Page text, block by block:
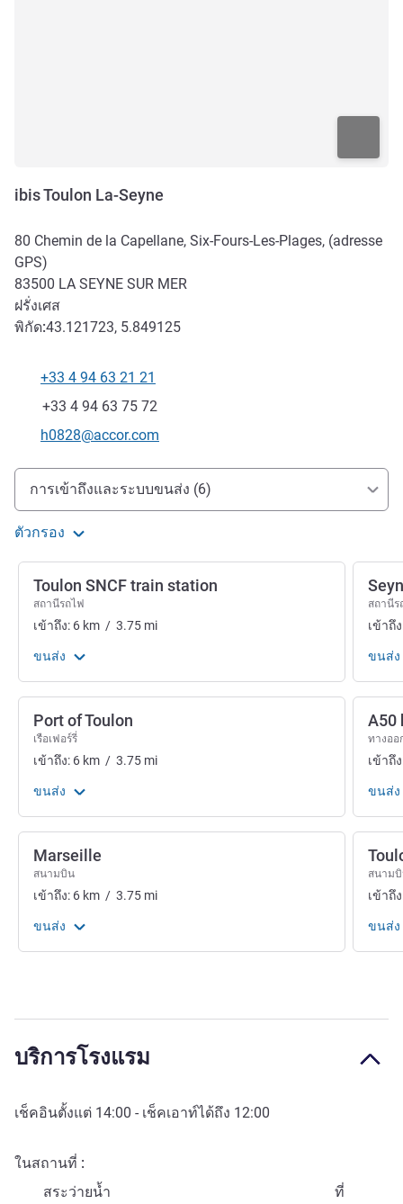
ibis Toulon La-Seyne
80 Chemin de la Capellane, Six-Fours-Les-Plages, (adresse
GPS)
83500 LA SEYNE SUR MER
ฝรั่งเศส
พิกัด:43.121723, 5.849125
โทรศัพท์
+33 4 94 63 21 21
แฟกซ์
+33 4 94 63 75 72
อีเมลติดต่อ
h0828@accor.com
การเข้าถึงและการเดินทาง
การเข้าถึงและระบบขนส่ง (6)
ตัวกรอง
Toulon SNCF train station
สถานีรถไฟ
เข้าถึง: 6 km / 3.75 mi
ขนส่ง
Port of Toulon
เรือเฟอร์รี่
เข้าถึง: 6 km / 3.75 mi
ขนส่ง
Marseille
สนามบิน
เข้าถึง: 6 km / 3.75 mi
ขนส่ง
สถานีร
เข้าถึ
ขนส่ง
A50
ทางออ
เข้าถึ
ขนส่ง
สนาม
เข้าถึ
ขนส่ง
บริการโรงแรม
เช็คอินตั้งแต่ 14:00 - เช็คเอาท์ได้ถึง 12:00
ในสถานที่
สระว่ายน้ำ
ที่